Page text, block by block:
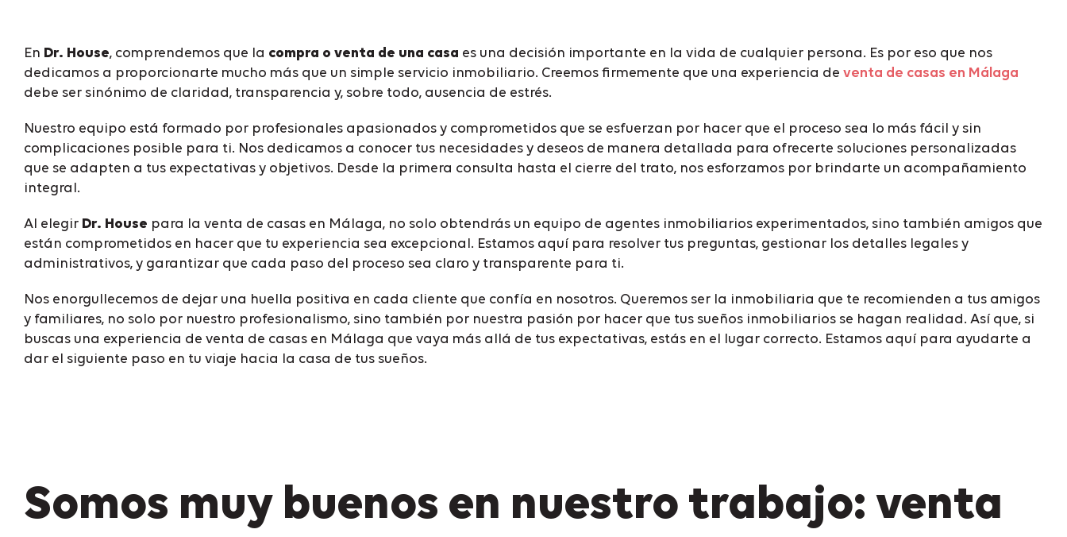
En Dr. House, comprendemos que la compra o venta de una casa es una decisión importante en la vida de cualquier persona. Es por eso que nos
dedicamos a proporcionarte mucho más que un simple servicio inmobiliario. Creemos firmemente que una experiencia de venta de casas en Málaga
debe ser sinónimo de claridad, transparencia y, sobre todo, ausencia de estrés.
Nuestro equipo está formado por profesionales apasionados y comprometidos que se esfuerzan por hacer que el proceso sea lo más fácil y sin
complicaciones posible para ti. Nos dedicamos a conocer tus necesidades y deseos de manera detallada para ofrecerte soluciones personalizadas
que se adapten a tus expectativas y objetivos. Desde la primera consulta hasta el cierre del trato, nos esforzamos por brindarte un acompañamiento
integral.
Al elegir Dr. House para la venta de casas en Málaga, no solo obtendrás un equipo de agentes inmobiliarios experimentados, sino también amigos que
están comprometidos en hacer que tu experiencia sea excepcional. Estamos aquí para resolver tus preguntas, gestionar los detalles legales y
administrativos, y garantizar que cada paso del proceso sea claro y transparente para ti.
Nos enorgullecemos de dejar una huella positiva en cada cliente que confía en nosotros. Queremos ser la inmobiliaria que te recomienden a tus amigos
y familiares, no solo por nuestro profesionalismo, sino también por nuestra pasión por hacer que tus sueños inmobiliarios se hagan realidad. Así que, si
buscas una experiencia de venta de casas en Málaga que vaya más allá de tus expectativas, estás en el lugar correcto. Estamos aquí para ayudarte a
dar el siguiente paso en tu viaje hacia la casa de tus sueños.
Somos muy buenos en nuestro trabajo: venta